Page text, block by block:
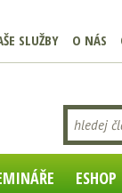
SLUŽBY O NÁS
ESHOP